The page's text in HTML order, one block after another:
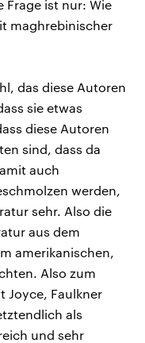
Frage ist nur: Wie
maghrebinischer
das diese Autoren
sie etwas
diese Autoren
sind, dass da
auch
werden,
sehr. Also die
aus dem
amerikanischen,
Also zum
Joyce, Faulkner
als
und sehr